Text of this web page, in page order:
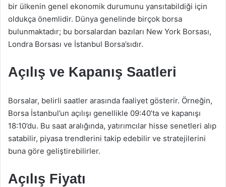
bir ülkenin genel ekonomik durumunu yansıtabildiği için
oldukça önemlidir. Dünya genelinde birçok borsa
bulunmaktadır; bu borsalardan bazıları New York Borsası,
Londra Borsası ve İstanbul Borsa’sıdır.
Açılış ve Kapanış Saatleri
Borsalar, belirli saatler arasında faaliyet gösterir. Örneğin,
Borsa İstanbul’un açılışı genellikle 09:40’ta ve kapanışı
18:10’du. Bu saat aralığında, yatırımcılar hisse senetleri alıp
satabilir, piyasa trendlerini takip edebilir ve stratejilerini
buna göre geliştirebilirler.
Açılış Fiyatı